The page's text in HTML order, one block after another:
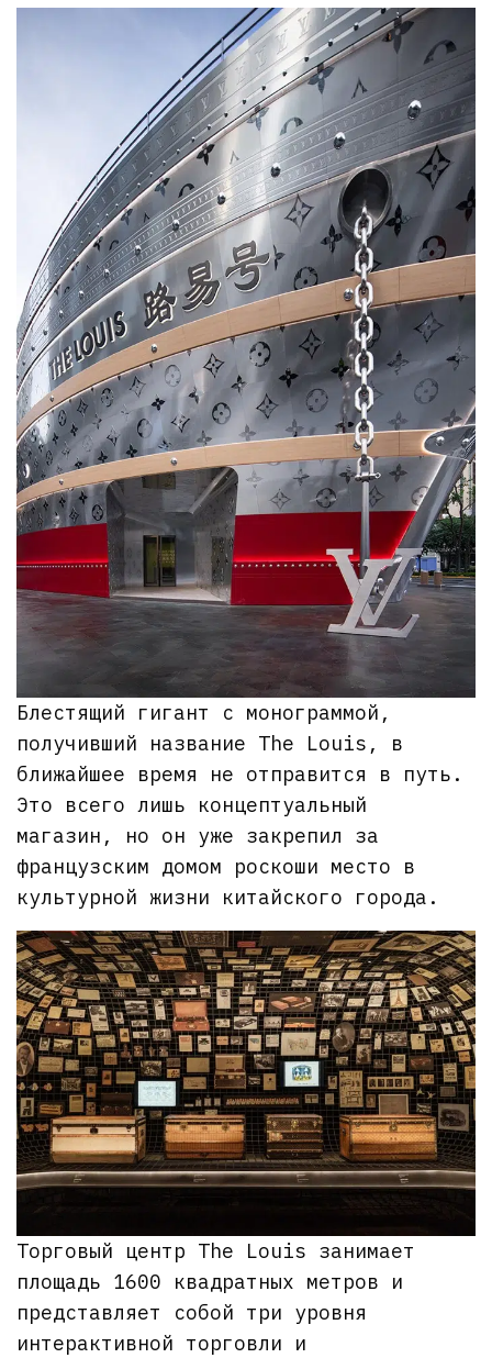
Блестящий гигант с монограммой,
получивший название The Louis, в
ближайшее время не отправится в путь.
Это всего лишь концептуальный
магазин, но он уже закрепил за
французским домом роскоши место в
культурной жизни китайского города.
Торговый центр The Louis занимает
площадь 1600 квадратных метров и
представляет собой три уровня
интерактивной торговли и